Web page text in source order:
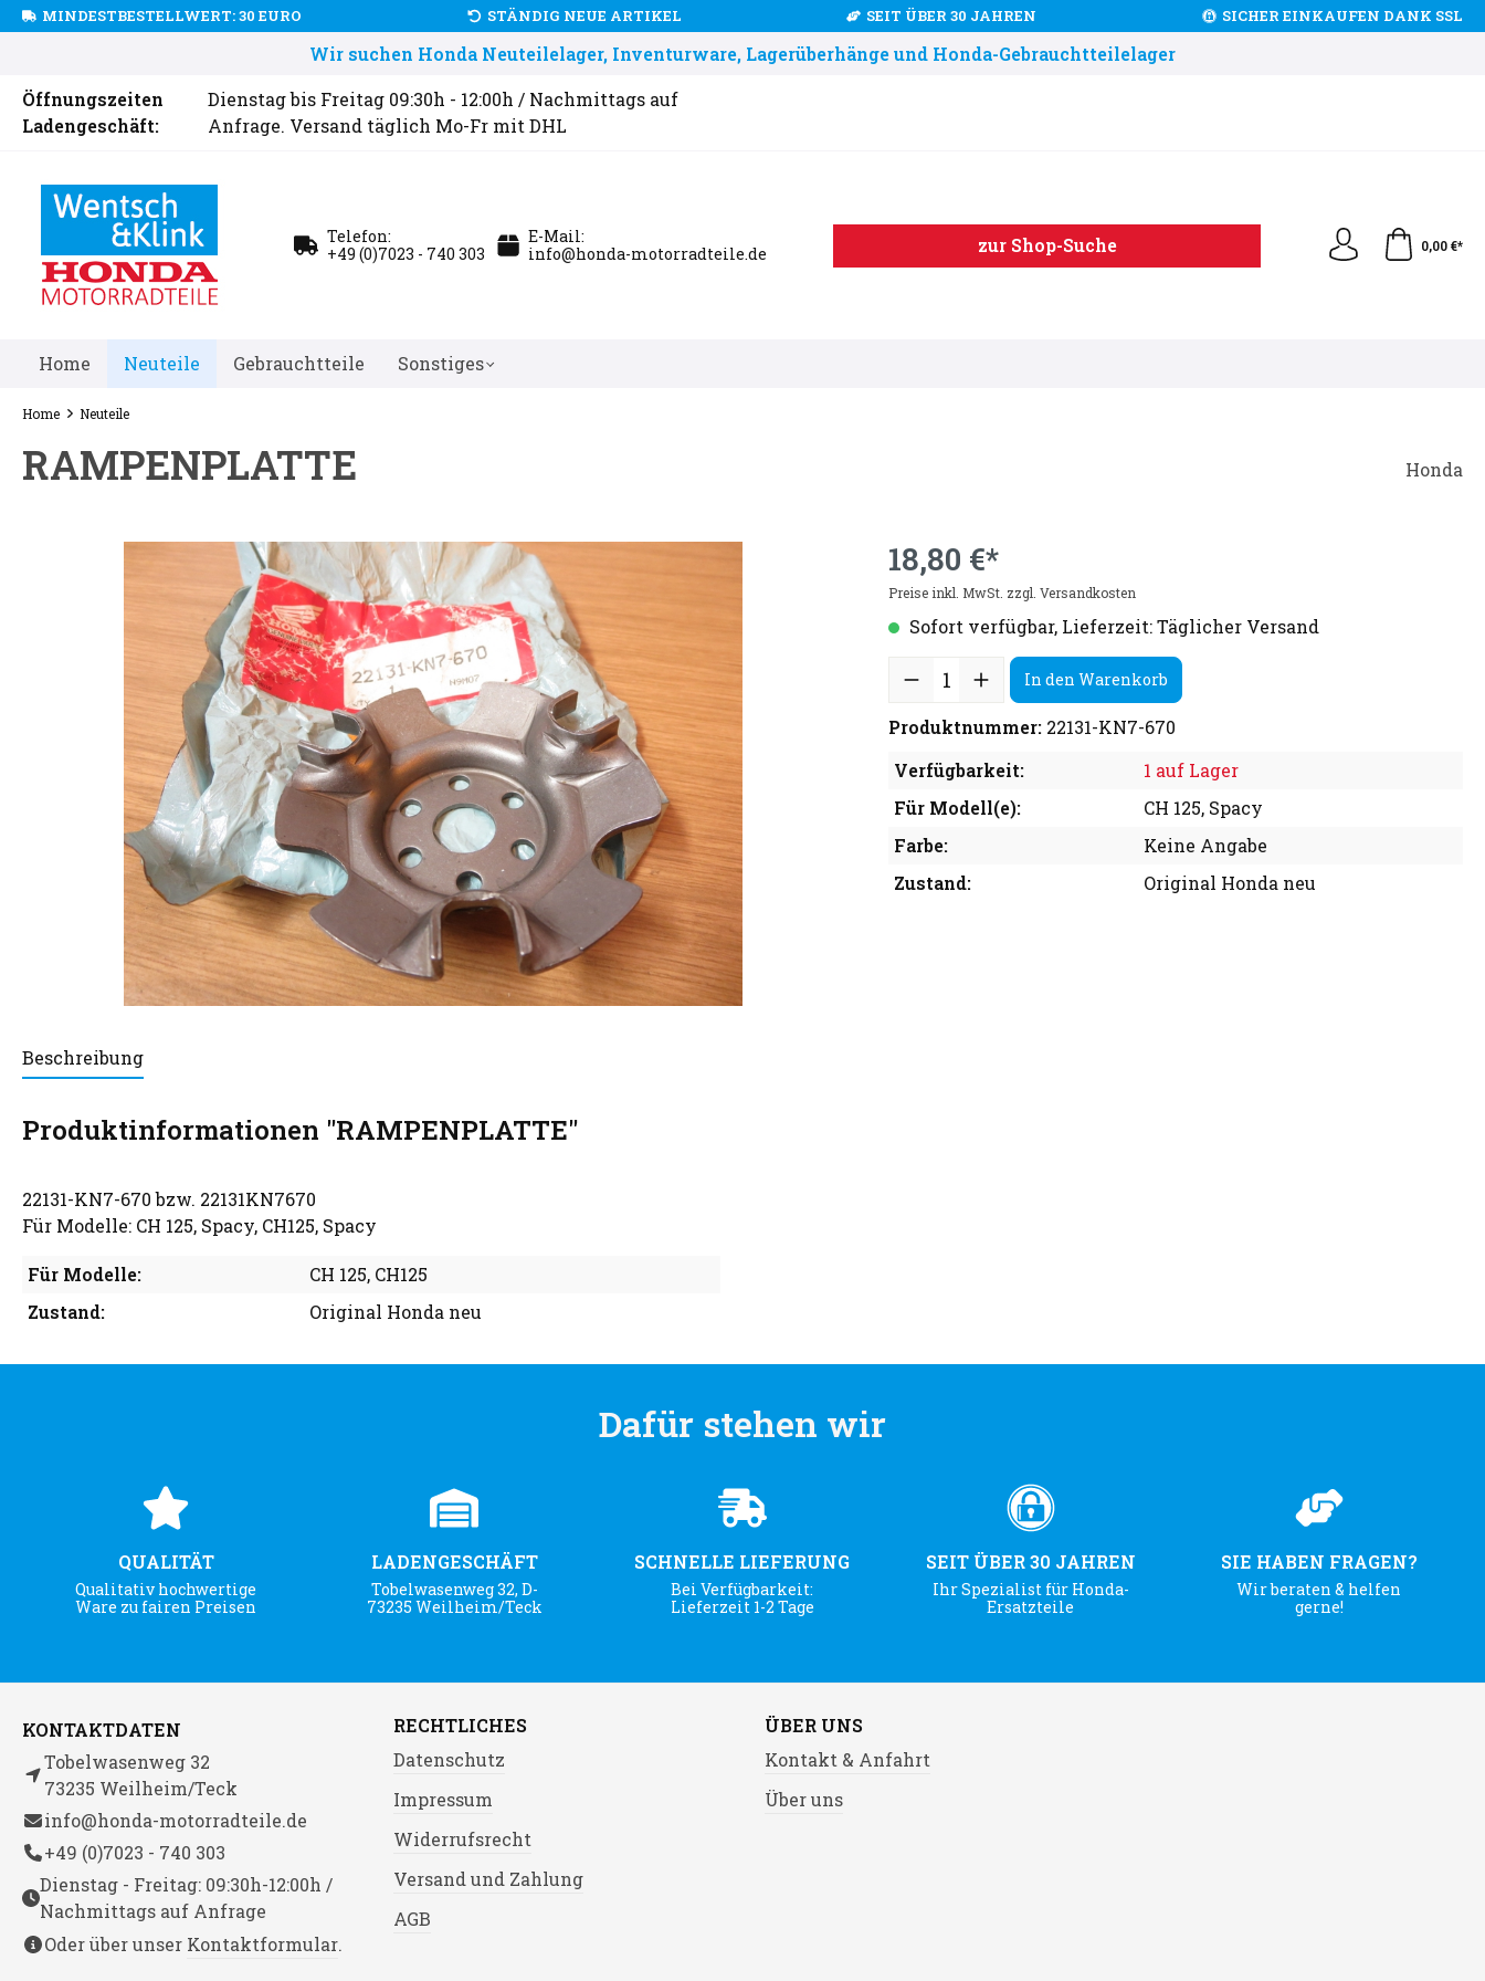
MINDESTBESTELLWERT: 30 EURO STÄNDIG NEUE ARTIKEL SEIT ÜBER 30 JAHREN SICHER EINKAUFEN DANK SSL
Wir suchen Honda Neuteilelager, Inventurware, Lagerüberhänge und Honda-Gebrauchtteilelager
Öffnungszeiten
Ladengeschäft:
Dienstag bis Freitag 09:30h - 12:00h / Nachmittags auf
Anfrage. Versand täglich Mo-Fr mit DHL
Telefon:
+49 (0)7023 - 740 303
E-Mail:
info@honda-motorradteile.de
zur Shop-Suche 0,00 €*
Home Neuteile Gebrauchtteile Sonstiges
Home Neuteile
RAMPENPLATTE Honda
18,80 €*
Preise inkl. MwSt. zzgl. Versandkosten
Sofort verfügbar, Lieferzeit: Täglicher Versand
In den Warenkorb
Produktnummer: 22131-KN7-670
Verfügbarkeit:
1 auf Lager
Für Modell(e):
CH 125, Spacy
Farbe:
Keine Angabe
Zustand:
Original Honda neu
Beschreibung
Produktinformationen "RAMPENPLATTE"
22131-KN7-670 bzw. 22131KN7670
Für Modelle: CH 125, Spacy, CH125, Spacy
Für Modelle: CH 125, CH125
Zustand:
Original Honda neu
Dafür stehen wir
QUALITÄT
Qualitativ hochwertige
Ware zu fairen Preisen
LADENGESCHÄFT
Tobelwasenweg 32, D-
73235 Weilheim/Teck
SCHNELLE LIEFERUNG
Bei Verfügbarkeit:
Lieferzeit 1-2 Tage
SEIT ÜBER 30 JAHREN
Ihr Spezialist für Honda-
Ersatzteile
SIE HABEN FRAGEN?
Wir beraten & helfen
gerne!
KONTAKTDATEN
Tobelwasenweg 32
73235 Weilheim/Teck
info@honda-motorradteile.de
+49 (0)7023 - 740 303
Dienstag - Freitag: 09:30h-12:00h /
Nachmittags auf Anfrage
Oder über unser Kontaktformular.
RECHTLICHES
Datenschutz
Impressum
Widerrufsrecht
Versand und Zahlung
AGB
ÜBER UNS
Kontakt & Anfahrt
Über uns